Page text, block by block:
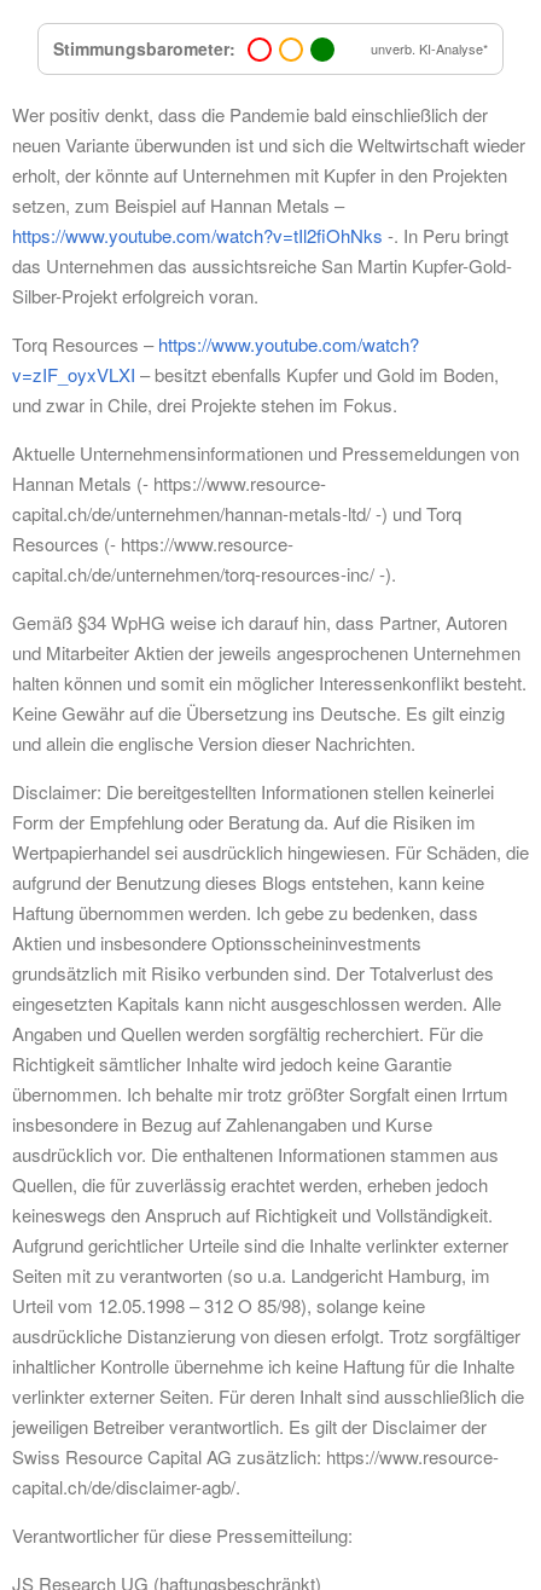
Stimmungsbarometer: unverb. KI-Analyse*
Wer positiv denkt, dass die Pandemie bald einschließlich der
neuen Variante überwunden ist und sich die Weltwirtschaft wieder
erholt, der könnte auf Unternehmen mit Kupfer in den Projekten
setzen, zum Beispiel auf Hannan Metals –
https://www.youtube.com/watch?v=tIl2fiOhNks -. In Peru bringt
das Unternehmen das aussichtsreiche San Martin Kupfer-Gold-
Silber-Projekt erfolgreich voran.
Torq Resources –https://www.youtube.com/watch?
v=zIF_oyxVLXI – besitzt ebenfalls Kupfer und Gold im Boden,
und zwar in Chile, drei Projekte stehen im Fokus.
Aktuelle Unternehmensinformationen und Pressemeldungen von
Hannan Metals (- https://www.resource-
capital.ch/de/unternehmen/hannan-metals-ltd/ -) und Torq
Resources (- https://www.resource-
capital.ch/de/unternehmen/torq-resources-inc/ -).
Gemäß §34 WpHG weise ich darauf hin, dass Partner, Autoren
und Mitarbeiter Aktien der jeweils angesprochenen Unternehmen
halten können und somit ein möglicher Interessenkonflikt besteht.
Keine Gewähr auf die Übersetzung ins Deutsche. Es gilt einzig
und allein die englische Version dieser Nachrichten.
Disclaimer: Die bereitgestellten Informationen stellen keinerlei
Form der Empfehlung oder Beratung da. Auf die Risiken im
Wertpapierhandel sei ausdrücklich hingewiesen. Für Schäden, die
aufgrund der Benutzung dieses Blogs entstehen, kann keine
Haftung übernommen werden. Ich gebe zu bedenken, dass
Aktien und insbesondere Optionsscheininvestments
grundsätzlich mit Risiko verbunden sind. Der Totalverlust des
eingesetzten Kapitals kann nicht ausgeschlossen werden. Alle
Angaben und Quellen werden sorgfältig recherchiert. Für die
Richtigkeit sämtlicher Inhalte wird jedoch keine Garantie
übernommen. Ich behalte mir trotz größter Sorgfalt einen Irrtum
insbesondere in Bezug auf Zahlenangaben und Kurse
ausdrücklich vor. Die enthaltenen Informationen stammen aus
Quellen, die für zuverlässig erachtet werden, erheben jedoch
keineswegs den Anspruch auf Richtigkeit und Vollständigkeit.
Aufgrund gerichtlicher Urteile sind die Inhalte verlinkter externer
Seiten mit zu verantworten (so u.a. Landgericht Hamburg, im
Urteil vom 12.05.1998 – 312 O 85/98), solange keine
ausdrückliche Distanzierung von diesen erfolgt. Trotz sorgfältiger
inhaltlicher Kontrolle übernehme ich keine Haftung für die Inhalte
verlinkter externer Seiten. Für deren Inhalt sind ausschließlich die
jeweiligen Betreiber verantwortlich. Es gilt der Disclaimer der
Swiss Resource Capital AG zusätzlich: https://www.resource-
capital.ch/de/disclaimer-agb/.
Verantwortlicher für diese Pressemitteilung:
JS Research UG (haftungsbeschränkt)